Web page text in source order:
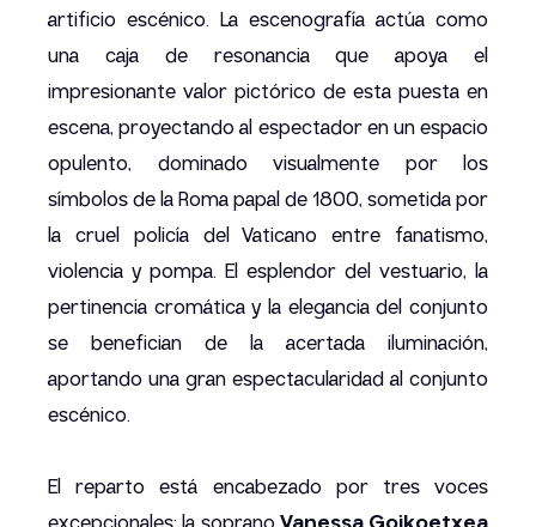
artificio escénico. La escenografía actúa como
una caja de resonancia que apoya el
impresionante valor pictórico de esta puesta en
escena, proyectando al espectador en un espacio
opulento, dominado visualmente por los
símbolos de la Roma papal de 1800, sometida por
la cruel policía del Vaticano entre fanatismo,
violencia y pompa. El esplendor del vestuario, la
pertinencia cromática y la elegancia del conjunto
se benefician de la acertada iluminación,
aportando una gran espectacularidad al conjunto
escénico.
El reparto está encabezado por tres voces